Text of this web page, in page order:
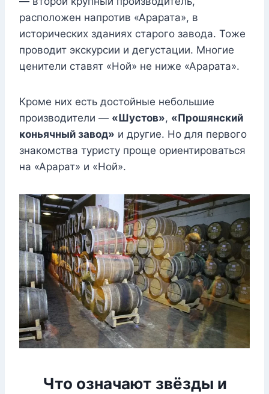
расположен напротив «Арарата», в
исторических зданиях старого завода. Тоже
проводит экскурсии и дегустации. Многие
ценители ставят «Ной» не ниже «Арарата».
Кроме них есть достойные небольшие
производители — «Шустов», «Прошянский
коньячный завод» и другие. Но для первого
знакомства туристу проще ориентироваться
на «Арарат» и «Ной».
Что означают звёзды и